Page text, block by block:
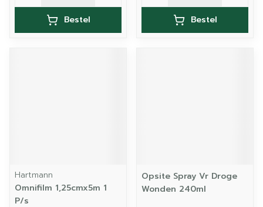
Bestel Bestel
Hartmann
Omnifilm 1,25cmx5m 1
P/s
Opsite Spray Vr Droge
Wonden 240ml